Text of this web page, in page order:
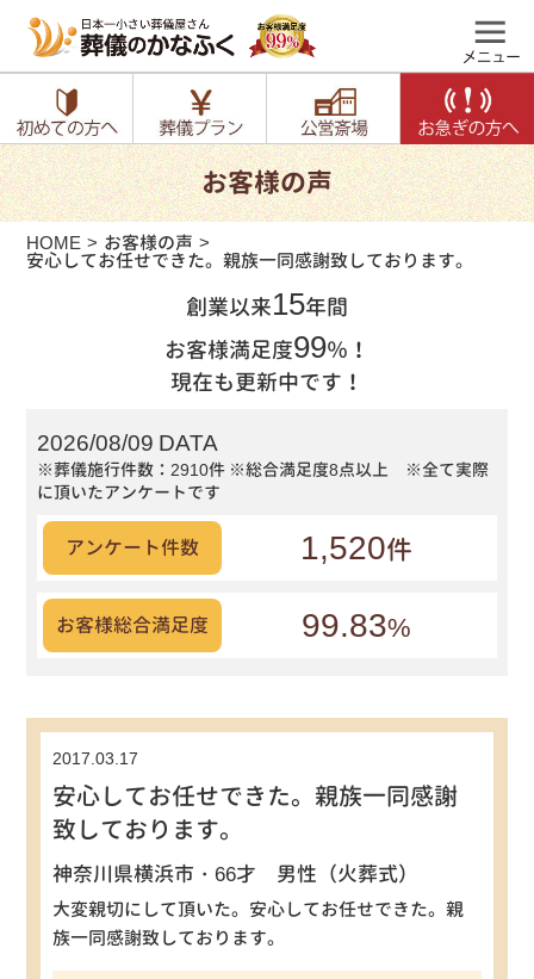
お客様の声
HOME お客様の声
安心してお任せできた。親族一同感謝致しております。
創業以来15年間
お客様満足度99％！
現在も更新中です！
2026/08/09 DATA
※葬儀施行件数：2910件 ※総合満足度8点以上 ※全て実際
に頂いたアンケートです
アンケート件数 1,520件
お客様総合満足度 99.83%
2017.03.17
安心してお任せできた。親族一同感謝
致しております。
神奈川県横浜市・66才 男性（火葬式）
大変親切にして頂いた。安心してお任せできた。親
族一同感謝致しております。